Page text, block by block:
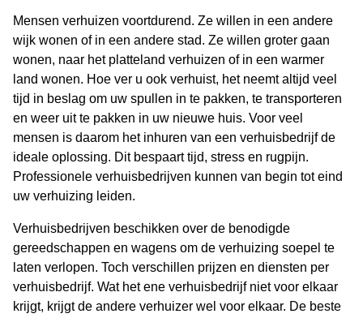
Mensen verhuizen voortdurend. Ze willen in een andere
wijk wonen of in een andere stad. Ze willen groter gaan
wonen, naar het platteland verhuizen of in een warmer
land wonen. Hoe ver u ook verhuist, het neemt altijd veel
tijd in beslag om uw spullen in te pakken, te transporteren
en weer uit te pakken in uw nieuwe huis. Voor veel
mensen is daarom het inhuren van een verhuisbedrijf de
ideale oplossing. Dit bespaart tijd, stress en rugpijn.
Professionele verhuisbedrijven kunnen van begin tot eind
uw verhuizing leiden.
Verhuisbedrijven beschikken over de benodigde
gereedschappen en wagens om de verhuizing soepel te
laten verlopen. Toch verschillen prijzen en diensten per
verhuisbedrijf. Wat het ene verhuisbedrijf niet voor elkaar
krijgt, krijgt de andere verhuizer wel voor elkaar. De beste